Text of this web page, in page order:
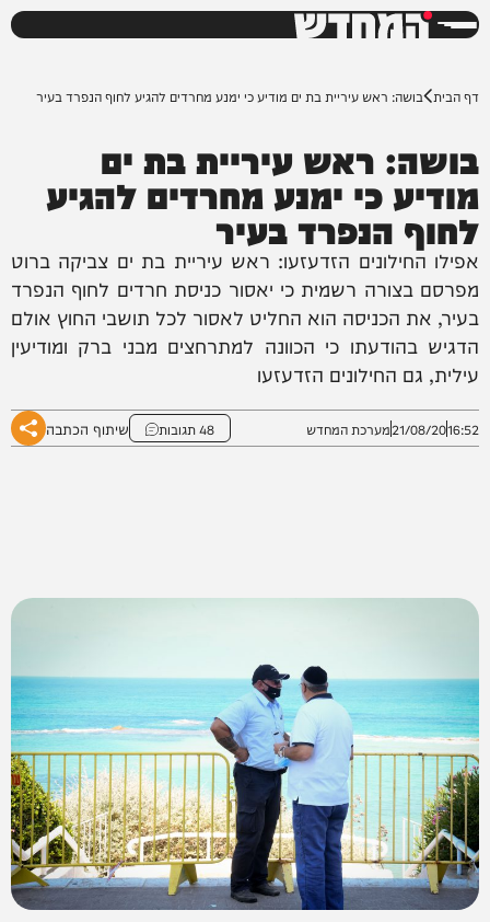
המחדש
דף הבית בושה: ראש עיריית בת ים מודיע כי ימנע מחרדים להגיע לחוף הנפרד בעיר
בושה: ראש עיריית בת ים
מודיע כי ימנע מחרדים להגיע
לחוף הנפרד בעיר
אפילו החילונים הזדעזעו: ראש עיריית בת ים צביקה ברוט
מפרסם בצורה רשמית כי יאסור כניסת חרדים לחוף הנפרד
בעיר, את הכניסה הוא החליט לאסור לכל תושבי החוץ אולם
הדגיש בהודעתו כי הכוונה למתרחצים מבני ברק ומודיעין
עילית, גם החילונים הזדעזעו
16:52
21/08/20מערכת המחדש 48 תגובות שיתוף הכתבה